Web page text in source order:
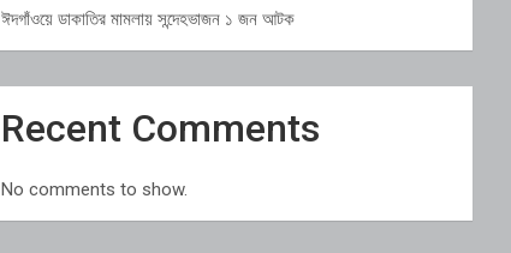
ঈদগাঁওয়ে ডাকাতির মামলায় সন্দেহভাজন ১ জন আটক
Recent Comments
No comments to show.